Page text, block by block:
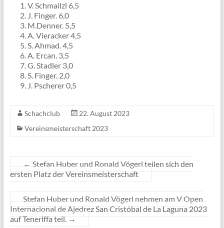
V. Schmailzl 6,5
J. Finger. 6,0
M.Denner. 5,5
A. Vieracker 4,5
S. Ahmad. 4,5
A. Ercan. 3,5
G. Stadler 3,0
S. Finger. 2,0
J. Pscherer 0,5
Schachclub
22. August 2023
Vereinsmeisterschaft 2023
← Stefan Huber und Ronald Vögerl teilen sich den
ersten Platz der Vereinsmeisterschaft
Stefan Huber und Ronald Vögerl nehmen am V Open
Internacional de Ajedrez San Cristóbal de La Laguna 2023
auf Teneriffa teil. →